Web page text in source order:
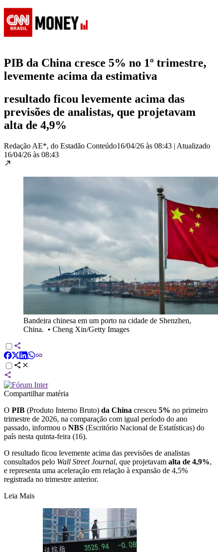
PIB da China cresce 5% no 1º trimestre,
levemente acima da estimativa
resultado ficou levemente acima das
previsões de analistas, que projetavam
alta de 4,9%
Redação AE*, do Estadão Conteúdo16/04/26 às 08:43 | Atualizado
16/04/26 às 08:43
Bandeira chinesa em um porto na cidade de Shenzhen,
China. • Cheng Xin/Getty Images
Compartilhar matéria
O PIB (Produto Interno Bruto) da China cresceu 5% no primeiro
trimestre de 2026, na comparação com igual período do ano
passado, informou o NBS (Escritório Nacional de Estatísticas) do
país nesta quinta-feira (16).
O resultado ficou levemente acima das previsões de analistas
consultados pelo Wall Street Journal, que projetavam alta de 4,9%,
e representa uma aceleração em relação à expansão de 4,5%
registrada no trimestre anterior.
Leia Mais